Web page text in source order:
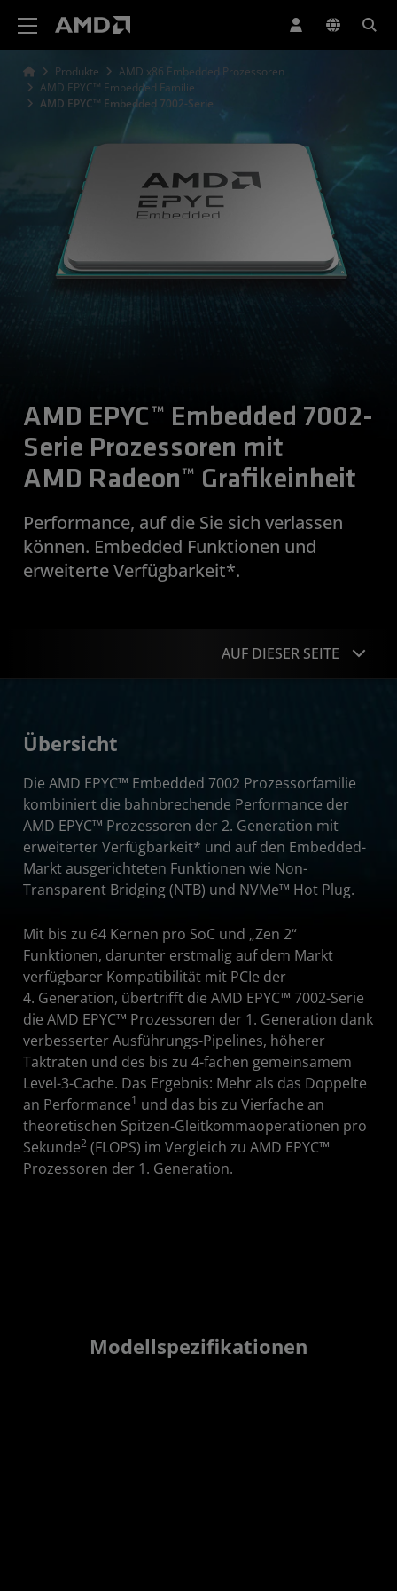
Produkte
AMD x86 Embedded Prozessoren
AMD EPYC™ Embedded Familie
AMD EPYC™ Embedded 7002-Serie
AMD EPYC™ Embedded 7002-
Serie Prozessoren mit
AMD Radeon™ Grafikeinheit
Performance, auf die Sie sich verlassen
können. Embedded Funktionen und
erweiterte Verfügbarkeit*.
AUF DIESER SEITE
Ressourcen
Erste Schritte
Übersicht
Die AMD EPYC™ Embedded 7002 Prozessorfamilie
kombiniert die bahnbrechende Performance der
AMD EPYC™ Prozessoren der 2. Generation mit
erweiterter Verfügbarkeit* und auf den Embedded-
Markt ausgerichteten Funktionen wie Non-
Transparent Bridging (NTB) und NVMe™ Hot Plug.
Mit bis zu 64 Kernen pro SoC und „Zen 2“
Funktionen, darunter erstmalig auf dem Markt
verfügbarer Kompatibilität mit PCIe der
4. Generation, übertrifft die AMD EPYC™ 7002-Serie
die AMD EPYC™ Prozessoren der 1. Generation dank
verbesserter Ausführungs-Pipelines, höherer
Taktraten und des bis zu 4-fachen gemeinsamem
Level-3-Cache.​ Das Ergebnis: Mehr als das Doppelte
an Performance1 und das bis zu Vierfache an
theoretischen Spitzen-Gleitkommaoperationen pro
Sekunde2 (FLOPS) im Vergleich zu AMD EPYC™
Prozessoren der 1. Generation.
Modellspezifikationen